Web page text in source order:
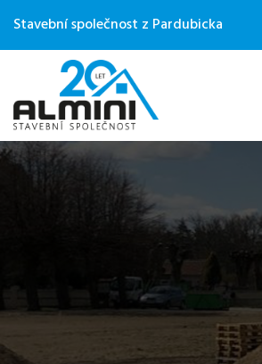
Stavební společnost z Pardubicka